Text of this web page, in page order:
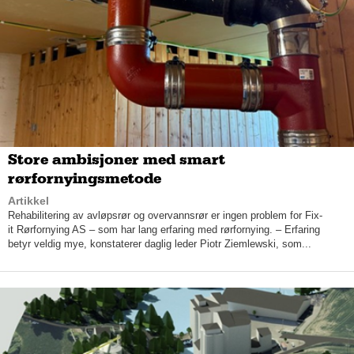
– Bauhaus skal være et sted du kan få kjøpt alt du trenger for å
bygge et hus. Det skal holde å dra til ett sted, og det stedet
skal være Bauhaus, fastslår Benterud.
Et modulstyrt sortiment som lokaltilpasses, er et kjernebegrep
for Bauhaus. Slik sikrer de at varekatalogen møter norske krav
i forhold til våre forskrifter, tradisjoner og byggeskikker her i
Norge – selvsagt i tett samarbeid med norske leverandører.
Dette er gode nyheter for Norge, som er ett av landene som
pusser opp mest. Vi er rett og slett en nasjon med gjør-det-
selvere.
– Det er helt vanvittig hvor mye vi er villig til å investere i å ha
det pent rundt oss. Det er nærmest en hobby for fryktelig
mange. Det har nok med tid og fritid å gjøre, for man vil kose
seg med den fritiden man har, rett og slett.
– Veldig mange gjør det selv, for vi trives med det! Det er en
myte at vi setter alt bort til håndverkere, mener Bauhaus’
markedsansvarlig.
Store ambisjoner med smart
rørfornyingsmetode
Artikkel
Rehabilitering av avløpsrør og overvannsrør er ingen problem for Fix-
it Rørfornying AS – som har lang erfaring med rørfornying. – Erfaring
betyr veldig mye, konstaterer daglig leder Piotr Ziemlewski, som...